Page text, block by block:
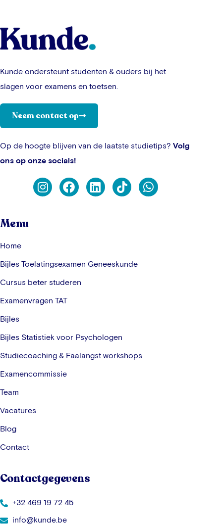
Kunde ondersteunt studenten & ouders bij het
slagen voor examens en toetsen.
Neem contact op
Op de hoogte blijven van de laatste studietips? Volg
ons op onze socials!
Menu
Home
Bijles Toelatingsexamen Geneeskunde
Cursus beter studeren
Examenvragen TAT
Bijles
Bijles Statistiek voor Psychologen
Studiecoaching & Faalangst workshops
Examencommissie
Team
Vacatures
Blog
Contact
Contactgegevens
+32 469 19 72 45
info@kunde.be